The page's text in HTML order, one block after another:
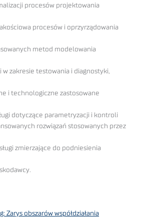
procesów projektowania
procesów i oprzyrządowania
metod modelowania
w zakresie testowania i diagnostyki,
i technologiczne zastosowane
dotyczące parametryzacji i kontroli
rozwiązań stosowanych przez
zmierzające do podniesienia
Zarys obszarów współdziałania